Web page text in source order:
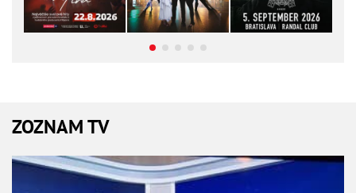
ZOZNAM TV